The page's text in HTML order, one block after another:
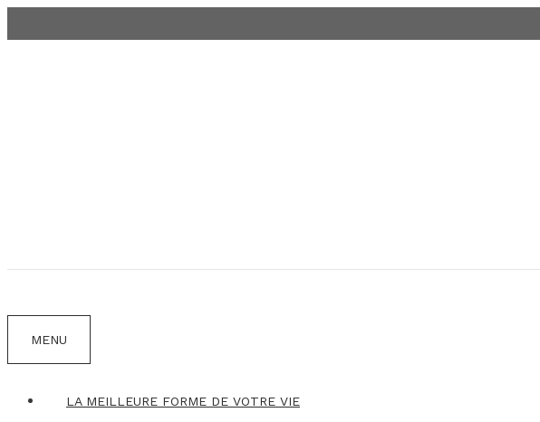
au
MENU
LA MEILLEURE FORME DE VOTRE VIE